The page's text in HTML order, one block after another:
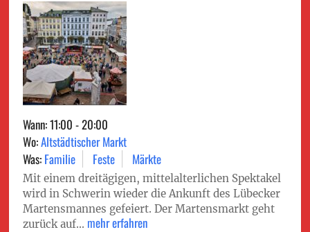
Wann: 11:00 - 20:00
Wo:Altstädtischer Markt
Was: Familie Feste Märkte
Mit einem dreitägigen, mittelalterlichen Spektakel
wird in Schwerin wieder die Ankunft des Lübecker
Martensmannes gefeiert. Der Martensmarkt geht
zurück auf... mehr erfahren